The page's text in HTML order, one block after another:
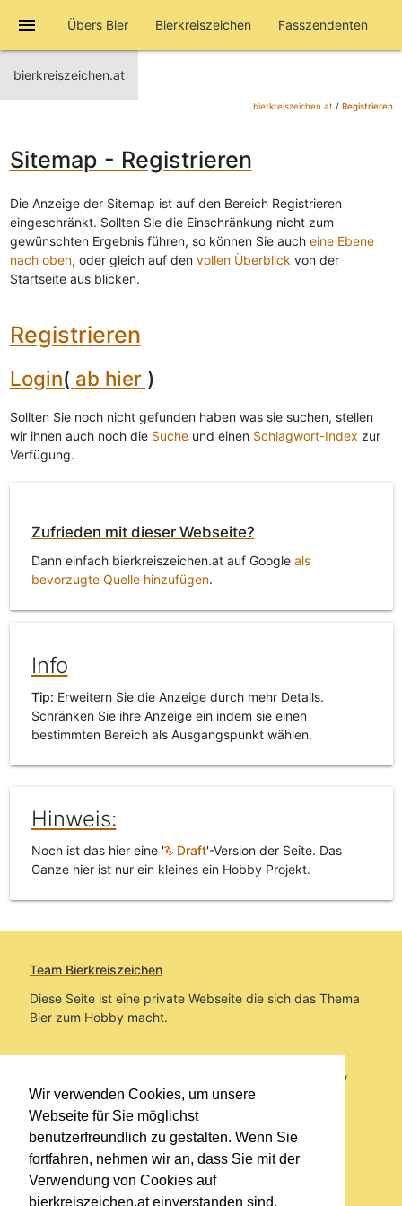
Wir verwenden Cookies, um unsere
Webseite für Sie möglichst
benutzerfreundlich zu gestalten. Wenn Sie
fortfahren, nehmen wir an, dass Sie mit der
Verwendung von Cookies auf
bierkreiszeichen.at einverstanden sind.
menu Übers Bier Bierkreiszeichen Fasszendenten
bierkreiszeichen.at
bierkreiszeichen.at / Registrieren
Sitemap - Registrieren
Die Anzeige der Sitemap ist auf den Bereich Registrieren
eingeschränkt. Sollten Sie die Einschränkung nicht zum
gewünschten Ergebnis führen, so können Sie auch eine Ebene
nach oben, oder gleich auf den vollen Überblick von der
Startseite aus blicken.
Registrieren
Login( ab hier)
Sollten Sie noch nicht gefunden haben was sie suchen, stellen
wir ihnen auch noch die Sucheund einen Schlagwort-Index zur
Verfügung.
Zufrieden mit dieser Webseite?
Dann einfach bierkreiszeichen.at auf Google als
bevorzugte Quelle hinzufügen.
Info
Tip: Erweitern Sie die Anzeige durch mehr Details.
Schränken Sie ihre Anzeige ein indem sie einen
bestimmten Bereich als Ausgangspunkt wählen.
Hinweis:
Noch ist das hier eine ' Draft'-Version der Seite. Das
Ganze hier ist nur ein kleines ein Hobby Projekt.
Team Bierkreiszeichen
Diese Seite ist eine private Webseite die sich das Thema
Bier zum Hobby macht.
Sie befinden sich auf https://www.bierkreiszeichen.at/
im Pfad:bierkreiszeichen.at/
Erstellt: 2026-08-08
Links